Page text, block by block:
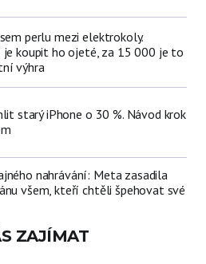
perlu mezi elektrokoly.
je koupit ho ojeté, za 15 000 je to
výhra
starý iPhone o 30 %. Návod krok
nahrávání: Meta zasadila
všem, kteří chtěli špehovat své
ZAJÍMAT